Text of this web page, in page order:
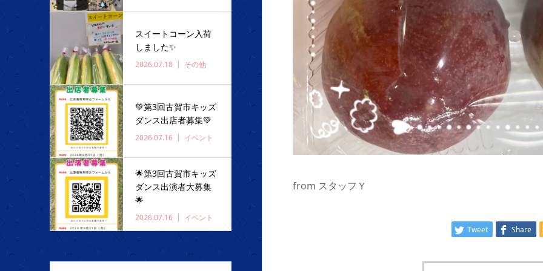
from スタッフＹ
Tweet Share
スイートコーン入荷
しました✨️
2026.07.18 その他
💚第3回古賀市キッズ
ダンス出店者募集💚
2026.07.16 イベント
🌟第3回古賀市キッズ
ダンス出演者大募集
🌟
2026.07.16 イベント